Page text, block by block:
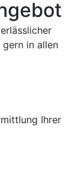
in allen
Ihrer